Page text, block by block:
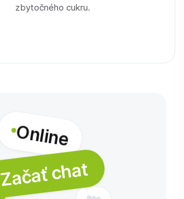
zbytočného cukru.
Online
Začať chat